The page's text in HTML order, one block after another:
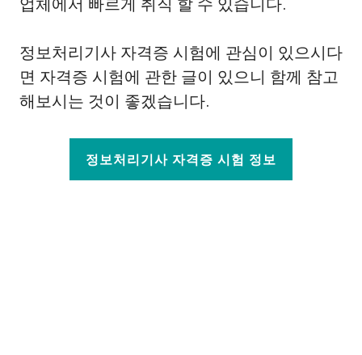
업체에서 빠르게 취직 할 수 있습니다.
정보처리기사 자격증 시험에 관심이 있으시다
면 자격증 시험에 관한 글이 있으니 함께 참고
해보시는 것이 좋겠습니다.
정보처리기사 자격증 시험 정보